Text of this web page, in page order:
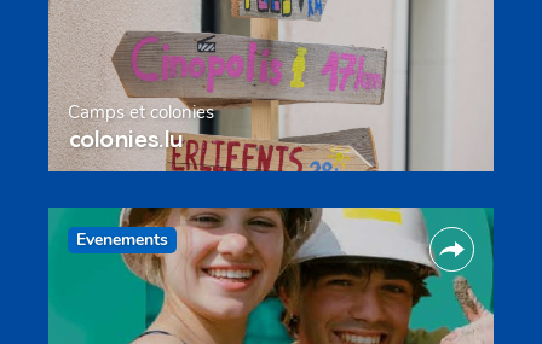
Camps et colonies
colonies.lu
Evenements